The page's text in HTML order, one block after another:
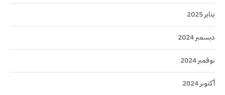
يناير 2025
ديسمبر 2024
نوفمبر 2024
أكتوبر 2024